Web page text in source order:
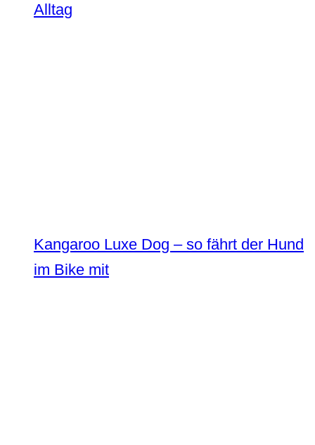
Alltag
Kangaroo Luxe Dog – so fährt der Hund
im Bike mit